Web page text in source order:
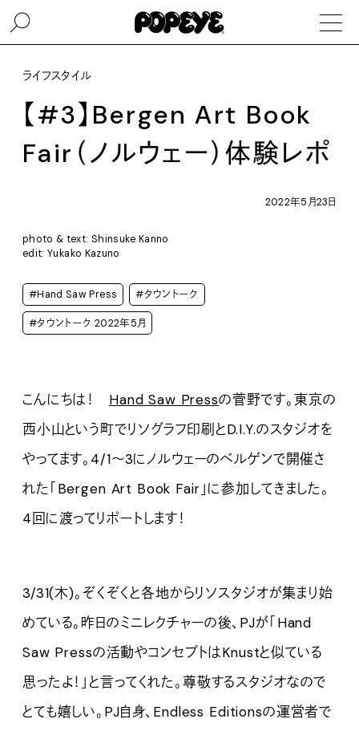
ライフスタイル
【#3】Bergen Art Book
Fair（ノルウェー）体験レポ
2022年5月23日
photo & text: Shinsuke Kanno
edit: Yukako Kazuno
#Hand Saw Press #タウントーク
#タウントーク 2022年5月
こんにちは！ Hand Saw Pressの菅野です。東京の
西小山という町でリソグラフ印刷とD.I.Y.のスタジオを
やってます。4/1〜3にノルウェーのベルゲンで開催さ
れた「Bergen Art Book Fair」に参加してきました。
4回に渡ってリポートします！
3/31(木)。ぞくぞくと各地からリソスタジオが集まり始
めている。昨日のミニレクチャーの後、PJが「Hand
Saw Pressの活動やコンセプトはKnustと似ている
思ったよ！」と言ってくれた。尊敬するスタジオなので
とても嬉しい。PJ自身、Endless Editionsの運営者で